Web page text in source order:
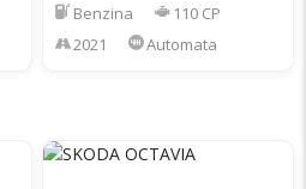
Benzina
110 CP
2021
Automata